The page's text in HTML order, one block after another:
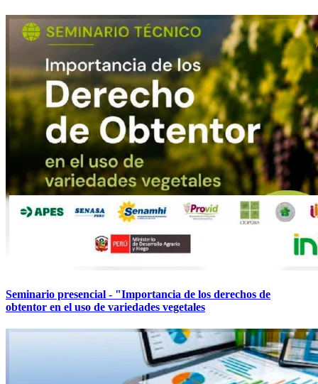
Seminario presencial - "Importancia de los derechos de
obtentor en el uso de variedades vegetales